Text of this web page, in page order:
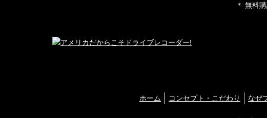
＊ 無料
ホーム コンセプト・こだわり なぜ